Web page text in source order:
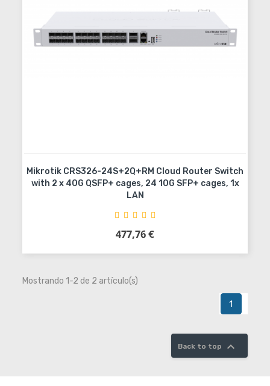
Mikrotik CRS326-24S+2Q+RM Cloud Router Switch
with 2 x 40G QSFP+ cages, 24 10G SFP+ cages, 1x
LAN
Precio
477,76 €
Añadir al carrito
Mostrando 1-2 de 2 artículo(s)
1
Back to top 